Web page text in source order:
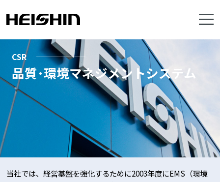
CSR
品質･環境マネジメントシステム
当社では、経営基盤を強化するために2003年度にEMS（環境